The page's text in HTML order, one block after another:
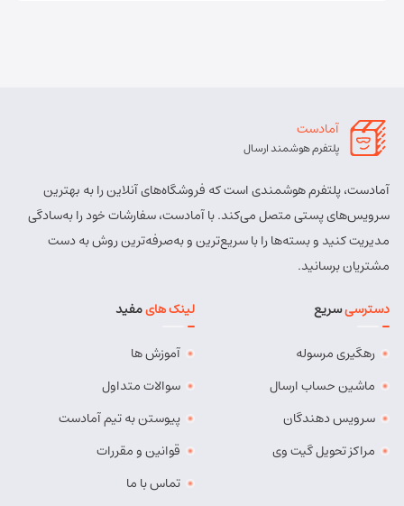
آمادست
پلتفرم هوشمند ارسال
آمادست، پلتفرم هوشمندی است که فروشگاه‌های آنلاین را به بهترین
سرویس‌های پستی متصل می‌کند. با آمادست، سفارشات خود را به‌سادگی
مدیریت کنید و بسته‌ها را با سریع‌ترین و به‌صرفه‌ترین روش به دست
مشتریان برسانید.
دسترسیسریع
رهگیری مرسوله
ماشین حساب ارسال
سرویس دهندگان
مراکز تحویل گیت وی
لینک هایمفید
آموزش ها
سوالات متداول
پیوستن به تیم آمادست
قوانین و مقررات
تماس با ما